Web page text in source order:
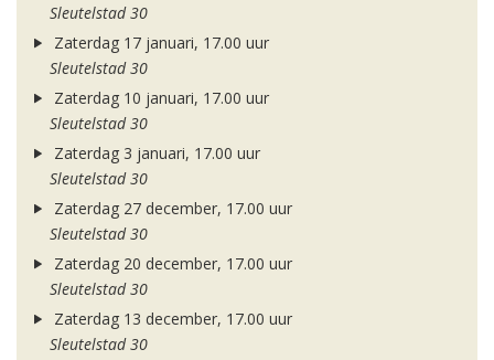
Sleutelstad 30
Zaterdag 17 januari, 17.00 uur
Sleutelstad 30
Zaterdag 10 januari, 17.00 uur
Sleutelstad 30
Zaterdag 3 januari, 17.00 uur
Sleutelstad 30
Zaterdag 27 december, 17.00 uur
Sleutelstad 30
Zaterdag 20 december, 17.00 uur
Sleutelstad 30
Zaterdag 13 december, 17.00 uur
Sleutelstad 30